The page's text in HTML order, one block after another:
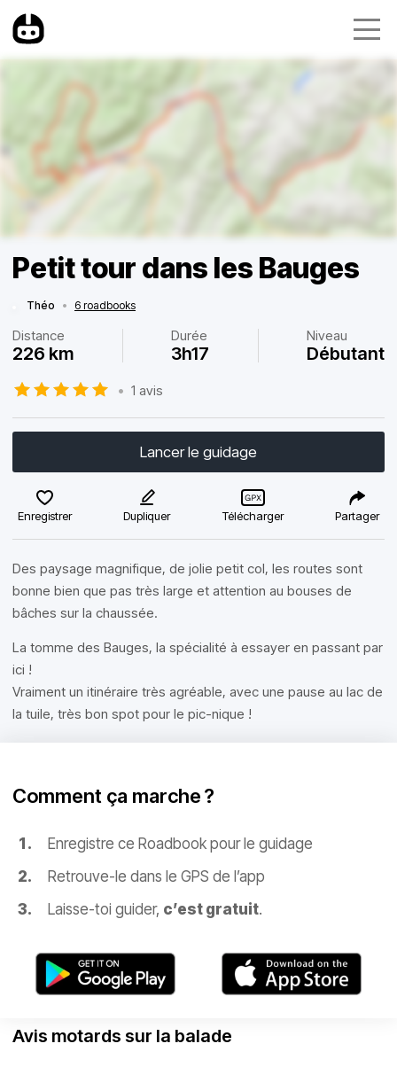
Petit tour dans les Bauges
Théo • 6 roadbooks
Distance
226 km
Durée
3h17
Niveau
Débutant
• 1 avis
Lancer le guidage
Enregistrer Dupliquer Télécharger Partager
Des paysage magnifique, de jolie petit col, les routes sont
bonne bien que pas très large et attention au bouses de
bâches sur la chaussée.
La tomme des Bauges, la spécialité à essayer en passant par
ici !
Vraiment un itinéraire très agréable, avec une pause au lac de
la tuile, très bon spot pour le pic-nique !
Comment ça marche ?
Enregistre ce Roadbook pour le guidage
Retrouve-le dans le GPS de l’app
Laisse-toi guider, c’est gratuit.
Avis motards sur la balade